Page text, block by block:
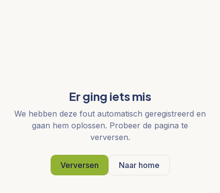
Er ging iets mis
We hebben deze fout automatisch geregistreerd en
gaan hem oplossen. Probeer de pagina te
verversen.
Verversen Naar home